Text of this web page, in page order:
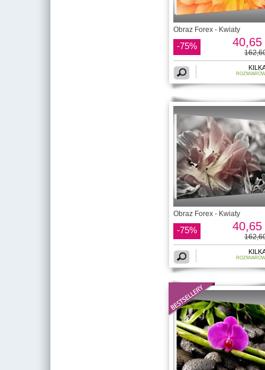
Obraz Forex - Kwiaty
-75% 40,65
Obraz Forex - Kwiaty
-75% 40,65